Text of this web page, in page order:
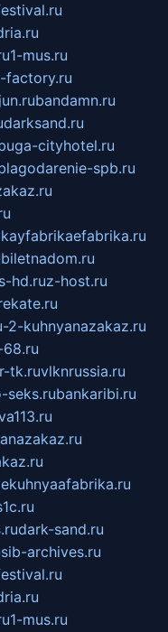
1-mus.ru
factory.ru
bandamn.ru
darksand.ru
cityhotel.ru
spb.ru
biletnadom.ru
hd.ruz-host.ru
2-kuhnyanazakaz.ru
tk.ruvlknrussia.ru
seks.rubankaribi.ru
dark-sand.ru
sib-archives.ru
1-mus.ru